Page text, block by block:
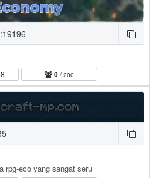
0 / 200
rpg-eco yang sangat seru